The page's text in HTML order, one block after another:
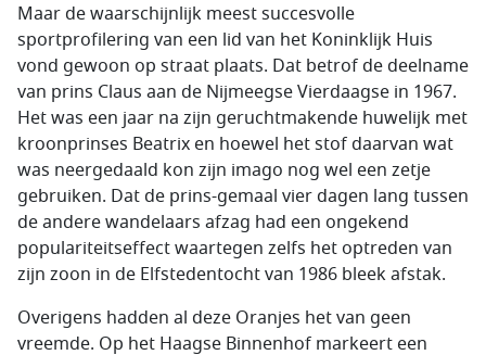
Maar de waarschijnlijk meest succesvolle
sportprofilering van een lid van het Koninklijk Huis
vond gewoon op straat plaats. Dat betrof de deelname
van prins Claus aan de Nijmeegse Vierdaagse in 1967.
Het was een jaar na zijn geruchtmakende huwelijk met
kroonprinses Beatrix en hoewel het stof daarvan wat
was neergedaald kon zijn imago nog wel een zetje
gebruiken. Dat de prins-gemaal vier dagen lang tussen
de andere wandelaars afzag had een ongekend
populariteitseffect waartegen zelfs het optreden van
zijn zoon in de Elfstedentocht van 1986 bleek afstak.
Overigens hadden al deze Oranjes het van geen
vreemde. Op het Haagse Binnenhof markeert een